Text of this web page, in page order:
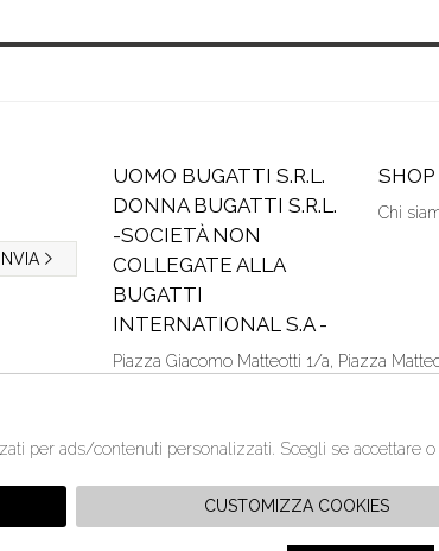
INVIA
UOMO BUGATTI S.R.L.
DONNA BUGATTI S.R.L.
-SOCIETÀ NON
COLLEGATE ALLA
BUGATTI
INTERNATIONAL S.A -
Piazza Giacomo Matteotti 1/a, Piazza
33100 Udine - Italia
+390432503025
SHOP
Chi
15:30 - 19:30 | sabato 9:30 - 13:00 e dalle 15:30 -
per ads/contenuti personalizzati. Scegli se accettare
CUSTOMIZZA COOKIES